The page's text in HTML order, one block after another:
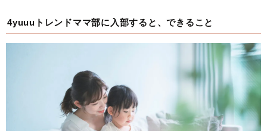
4yuuuトレンドママ部に入部すると、できること